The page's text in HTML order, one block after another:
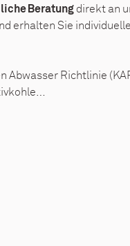
Beratung direkt an
erhalten Sie
Abwasser Richtlinie